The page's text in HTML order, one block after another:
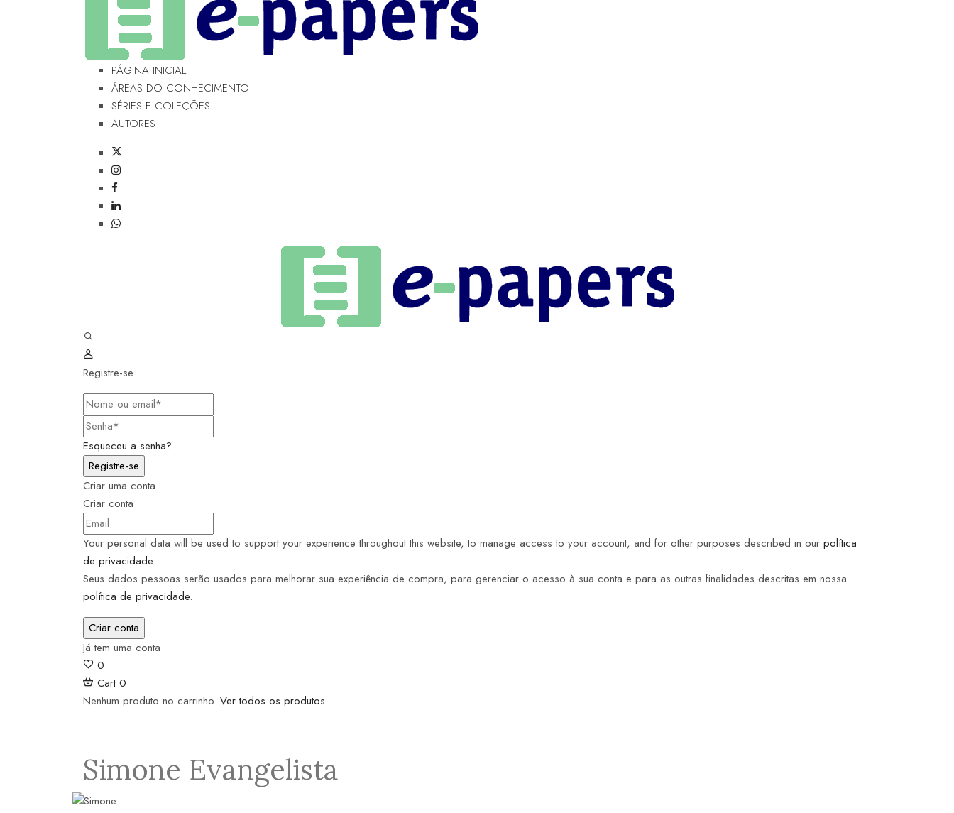
PÁGINA INICIAL
ÁREAS DO CONHECIMENTO
SÉRIES E COLEÇÕES
AUTORES
Registre-se
Esqueceu a senha?
Criar uma conta
Criar conta
Your personal data will be used to support your experience throughout this website, to manage access to your account, and for other purposes described in our política
de privacidade.
Seus dados pessoas serão usados para melhorar sua experiência de compra, para gerenciar o acesso à sua conta e para as outras finalidades descritas em nossa
política de privacidade.
Já tem uma conta
0
Cart0
Nenhum produto no carrinho. Ver todos os produtos
Simone Evangelista